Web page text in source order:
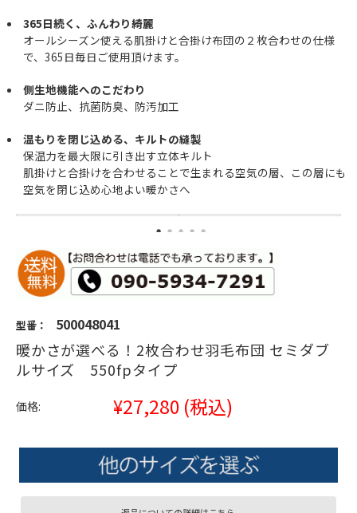
365日続く、ふんわり綺麗
オールシーズン使える肌掛けと合掛け布団の２枚合わせの仕様
で、365日毎日ご使用頂けます。
側生地機能へのこだわり
ダニ防止、抗菌防臭、防汚加工
温もりを閉じ込める、キルトの縫製
保温力を最大限に引き出す立体キルト
肌掛けと合掛けを合わせることで生まれる空気の層、この層にも
空気を閉じ込め心地よい暖かさへ
型番： 500048041
暖かさが選べる！2枚合わせ羽毛布団 セミダブ
ルサイズ 550fpタイプ
価格: ¥27,280 (税込)